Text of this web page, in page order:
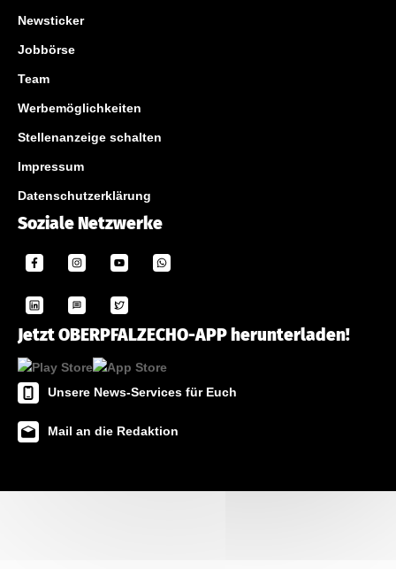
Newsticker
Jobbörse
Team
Werbemöglichkeiten
Stellenanzeige schalten
Impressum
Datenschutzerklärung
Soziale Netzwerke
Jetzt OBERPFALZECHO-APP herunterladen!
Unsere News-Services für Euch
Mail an die Redaktion